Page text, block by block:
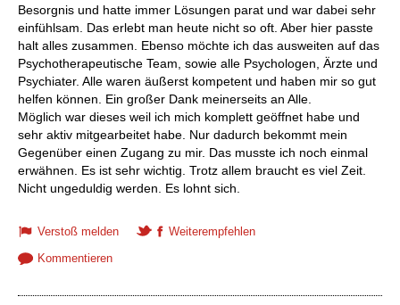
Besorgnis und hatte immer Lösungen parat und war dabei sehr
einfühlsam. Das erlebt man heute nicht so oft. Aber hier passte
halt alles zusammen. Ebenso möchte ich das ausweiten auf das
Psychotherapeutische Team, sowie alle Psychologen, Ärzte und
Psychiater. Alle waren äußerst kompetent und haben mir so gut
helfen können. Ein großer Dank meinerseits an Alle.
Möglich war dieses weil ich mich komplett geöffnet habe und
sehr aktiv mitgearbeitet habe. Nur dadurch bekommt mein
Gegenüber einen Zugang zu mir. Das musste ich noch einmal
erwähnen. Es ist sehr wichtig. Trotz allem braucht es viel Zeit.
Nicht ungeduldig werden. Es lohnt sich.
Verstoß melden
Weiterempfehlen
Kommentieren